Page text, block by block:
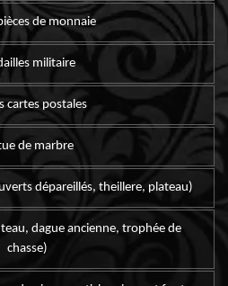
de monnaie
militaire
cartes postales
de marbre
dépareillés, theillere, plateau)
dague ancienne, trophée de
chasse)